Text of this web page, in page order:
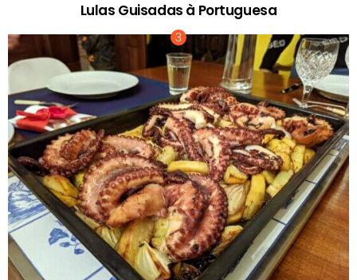
Lulas Guisadas à Portuguesa